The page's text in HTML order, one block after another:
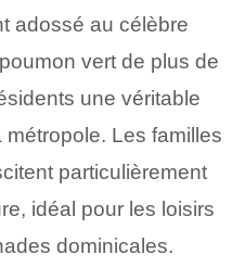
adossé au célèbre
vert de plus de
une véritable
Les familles
particulièrement
idéal pour les loisirs
dominicales.